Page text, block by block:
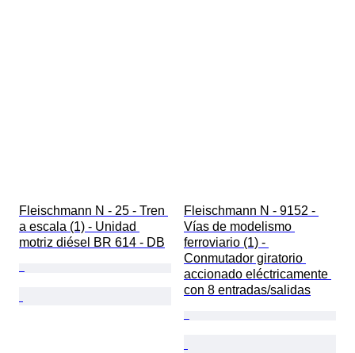
Fleischmann N - 25 - Tren
a escala (1) - Unidad
motriz diésel BR 614 - DB
Fleischmann N - 9152 -
Vías de modelismo
ferroviario (1) -
Conmutador giratorio
accionado eléctricamente
con 8 entradas/salidas